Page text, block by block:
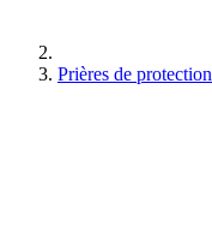
Prières de protection